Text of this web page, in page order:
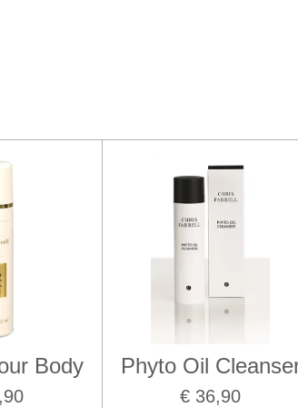
Body Phyto Oil
€ 36,90